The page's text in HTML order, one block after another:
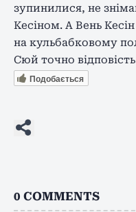
зупинилися, не
Кесіном. А Вень
на кульбабковому
Сюй точно
Подобається
0 COMMENTS